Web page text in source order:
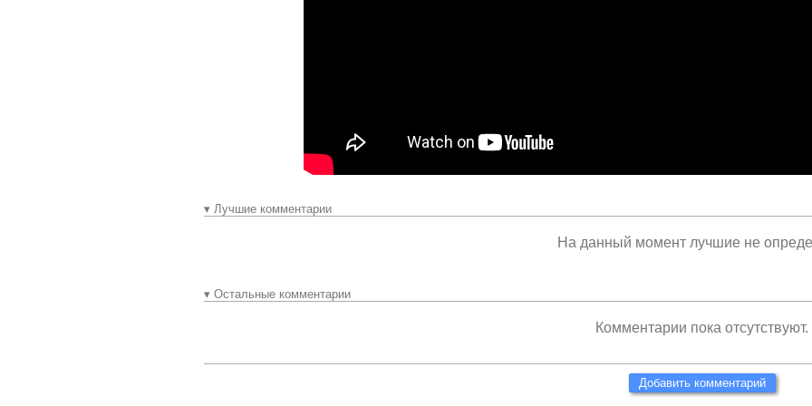
▾ Лучшие комментарии
На данный момент лучшие не
▾ Остальные комментарии
Комментарии пока отсутствуют.
Добавить комментарий